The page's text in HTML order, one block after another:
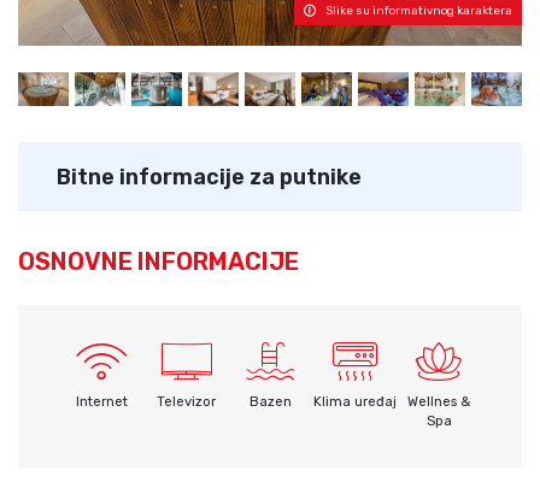
Slike su informativnog karaktera
Bitne informacije za putnike
OSNOVNE INFORMACIJE
Internet Televizor Bazen Klima uređaj
Wellnes &
Spa